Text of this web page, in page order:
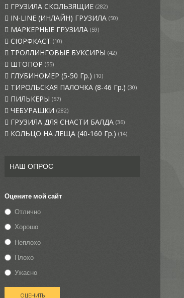
ГРУЗИЛА СКОЛЬЗЯЩИЕ (282)
IN-LINE (ИНЛАЙН) ГРУЗИЛА (50)
МАРКЕРНЫЕ ГРУЗИЛА (59)
СЮРФКАСТ (10)
ТРОЛЛИНГОВЫЕ БУКСИРЫ (42)
ШТОПОР (55)
ГЛУБИНОМЕР (5-50 Гр.) (10)
ТИРОЛЬСКАЯ ПАЛОЧКА (8-46 Гр.) (30)
ПИЛЬКЕРЫ (57)
ЧЕБУРАШКИ (282)
ГРУЗИЛА ДЛЯ СНАСТИ БАЛДА (36)
КОЛЬЦО НА ЛЕЩА (40-160 Гр.) (14)
НАШ ОПРОС
Оцените мой сайт
Отлично
Хорошо
Неплохо
Плохо
Ужасно